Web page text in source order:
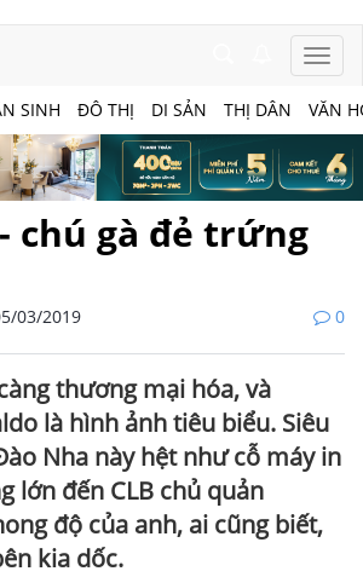
SINH ĐÔ THỊ DI SẢN THỊ DÂN VĂN
chú gà đẻ trứng
03/2019 0
thương mại hóa, và
là hình ảnh tiêu biểu. Siêu
Nha này hệt như cỗ máy in
lớn đến CLB chủ quản
độ của anh, ai cũng biết,
kia dốc.